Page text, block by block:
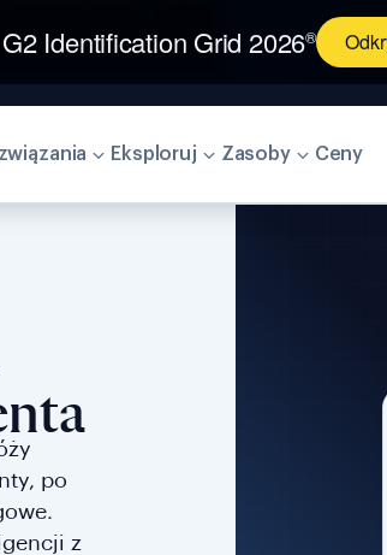
Identification Grid 2026®
Eksploruj Zasoby Ceny
po
z